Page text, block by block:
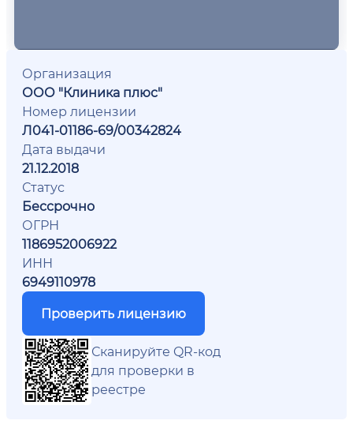
Организация
ООО "Клиника плюс"
Номер лицензии
Л041-01186-69/00342824
Дата выдачи
21.12.2018
Статус
Бессрочно
ОГРН
1186952006922
ИНН
6949110978
Проверить лицензию
Сканируйте QR-код
для проверки в
реестре